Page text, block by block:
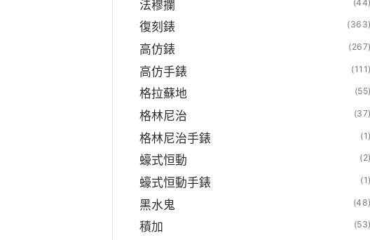
法穆攔
復刻錶
高仿錶
高仿手錶
格拉蘇地
格林尼治
格林尼治手錶
蠔式恒動
蠔式恒動手錶
黑水鬼
積加